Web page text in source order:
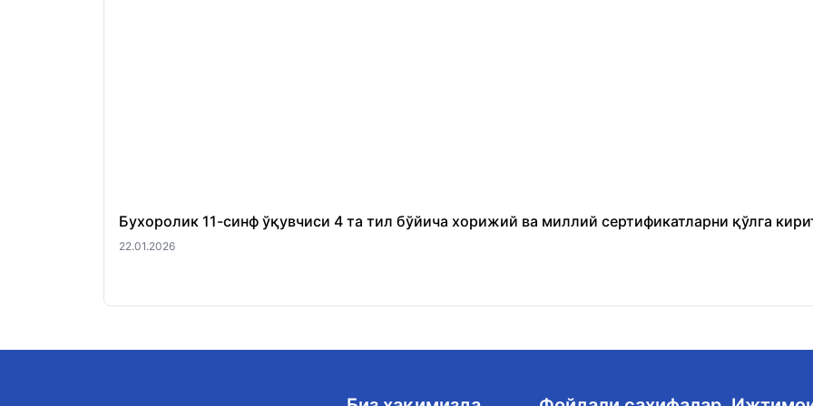
Бухоролик 11-синф ўқувчиси 4 та тил бўйича хорижий ва миллий сертификатларни қўлга
22.01.2026